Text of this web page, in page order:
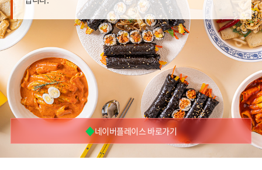
◆네이버플레이스 바로가기